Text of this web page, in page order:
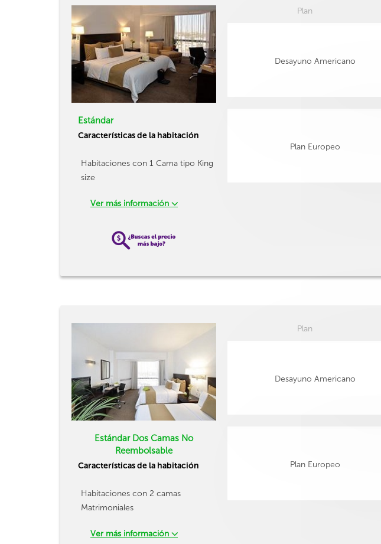
Estándar
Características de la habitación
Habitaciones con 1 Cama tipo King
size
Ver más información
Plan
Desayuno Americano
Plan Europeo
Estándar Dos Camas No
Reembolsable
Características de la habitación
Habitaciones con 2 camas
Matrimoniales
Ver más información
Plan
Desayuno Americano
Plan Europeo